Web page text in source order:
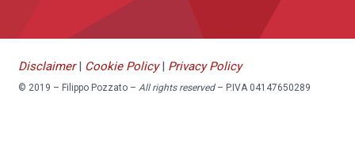
Disclaimer| Cookie Policy| Privacy Policy
© 2019 – Filippo Pozzato – All rights reserved– P.IVA 04147650289